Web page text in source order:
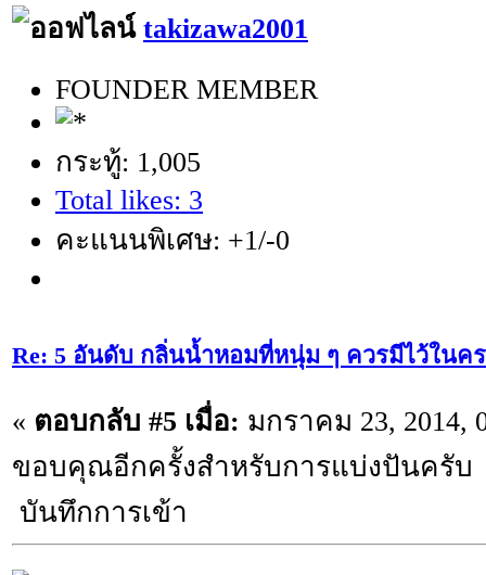
takizawa2001
FOUNDER MEMBER
กระทู้: 1,005
Total likes: 3
คะแนนพิเศษ: +1/-0
Re: 5 อันดับ กลิ่นน้ำหอมที่หนุ่ม ๆ ควรมีไว้ในค
« ตอบกลับ #5 เมื่อ: มกราคม 23, 2014,
ขอบคุณอีกครั้งสำหรับการแบ่งปันครับ
บันทึกการเข้า